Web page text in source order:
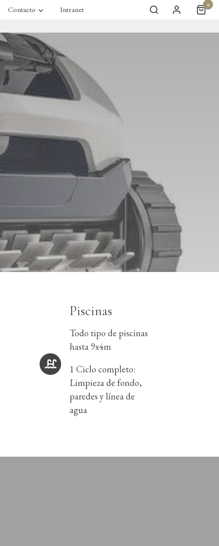
Contacto Intranet 0
Piscinas
Todo tipo de piscinas
hasta 9x4m
1 Ciclo completo:
Limpieza de fondo,
paredes y línea de
agua